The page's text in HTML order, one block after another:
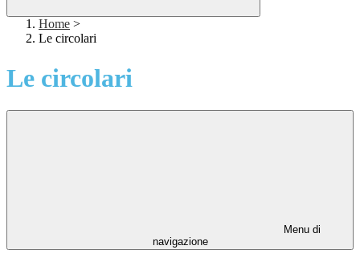
Home >
Le circolari
Le circolari
Menu di
navigazione